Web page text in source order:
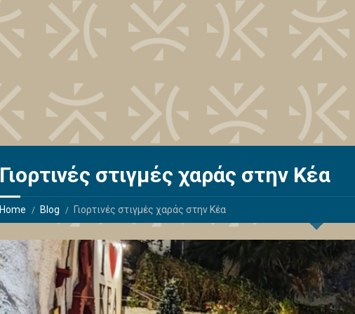
Γιορτινές στιγμές χαράς στην Κέα
Home Blog Γιορτινές στιγμές χαράς στην Κέα